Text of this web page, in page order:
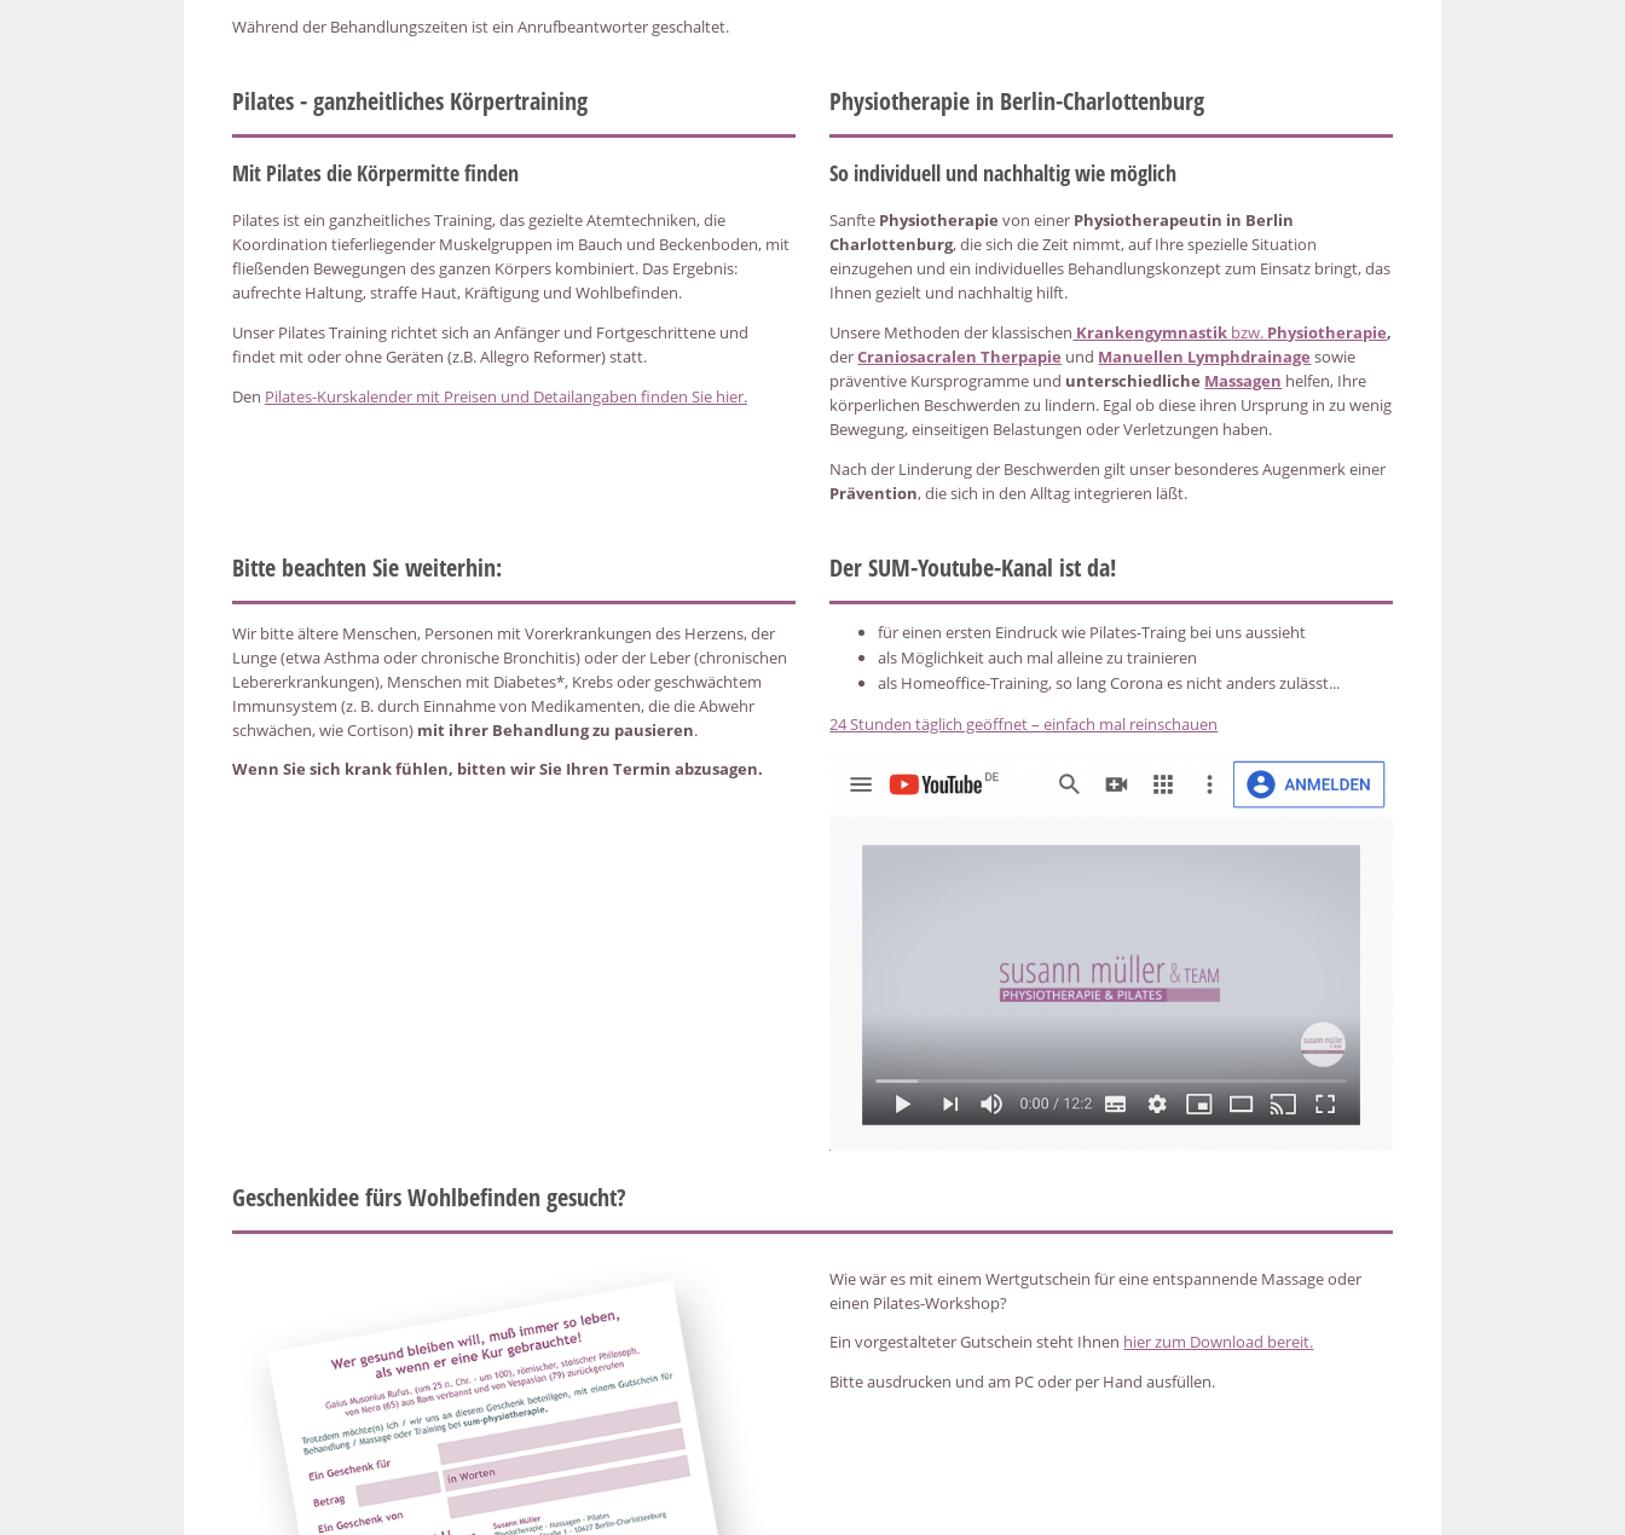
Während der Behandlungszeiten ist ein Anrufbeantworter geschaltet.
Pilates - ganzheitliches Körpertraining
Mit Pilates die Körpermitte finden
Pilates ist ein ganzheitliches Training, das gezielte Atemtechniken, die
Koordination tieferliegender Muskelgruppen im Bauch und Beckenboden, mit
fließenden Bewegungen des ganzen Körpers kombiniert. Das Ergebnis:
aufrechte Haltung, straffe Haut, Kräftigung und Wohlbefinden.
Unser Pilates Training richtet sich an Anfänger und Fortgeschrittene und
findet mit oder ohne Geräten (z.B. Allegro Reformer) statt.
Den Pilates-Kurskalender mit Preisen und Detailangaben finden Sie hier.
Physiotherapie in Berlin-Charlottenburg
So individuell und nachhaltig wie möglich
Sanfte Physiotherapie von einer Physiotherapeutin in Berlin
Charlottenburg, die sich die Zeit nimmt, auf Ihre spezielle Situation
einzugehen und ein individuelles Behandlungskonzept zum Einsatz bringt, das
Ihnen gezielt und nachhaltig hilft.
Unsere Methoden der klassischen Krankengymnastik bzw. Physiotherapie,
derCraniosacralen Therpapie und Manuellen Lymphdrainage sowie
präventive Kursprogramme und unterschiedliche Massagen helfen, Ihre
körperlichen Beschwerden zu lindern. Egal ob diese ihren Ursprung in zu wenig
Bewegung, einseitigen Belastungen oder Verletzungen haben.
Nach der Linderung der Beschwerden gilt unser besonderes Augenmerk einer
Prävention, die sich in den Alltag integrieren läßt.
Bitte beachten Sie weiterhin:
Wir bitte ältere Menschen, Personen mit Vorerkrankungen des Herzens, der
Lunge (etwa Asthma oder chronische Bronchitis) oder der Leber (chronischen
Lebererkrankungen), Menschen mit Diabetes*, Krebs oder geschwächtem
Immunsystem (z. B. durch Einnahme von Medikamenten, die die Abwehr
schwächen, wie Cortison) mit ihrer Behandlung zu pausieren.
Wenn Sie sich krank fühlen, bitten wir Sie Ihren Termin abzusagen.
Der SUM-Youtube-Kanal ist da!
für einen ersten Eindruck wie Pilates-Traing bei uns aussieht
als Möglichkeit auch mal alleine zu trainieren
als Homeoffice-Training, so lang Corona es nicht anders zulässt...
24 Stunden täglich geöffnet – einfach mal reinschauen
Geschenkidee fürs Wohlbefinden gesucht?
Wie wär es mit einem Wertgutschein für eine entspannende Massage oder
einen Pilates-Workshop?
Ein vorgestalteter Gutschein steht Ihnen hier zum Download bereit.
Bitte ausdrucken und am PC oder per Hand ausfüllen.